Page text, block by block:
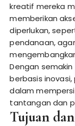
kreatif mereka
memberikan
diperlukan,
pendanaan,
Dengan
berbasis
dalam
tantangan dan
Tujuan